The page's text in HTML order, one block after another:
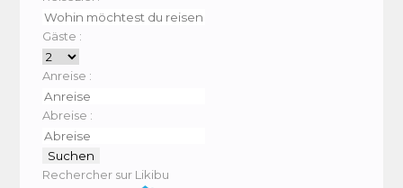
Gäste :
Anreise :
Abreise :
Rechercher sur Likibu